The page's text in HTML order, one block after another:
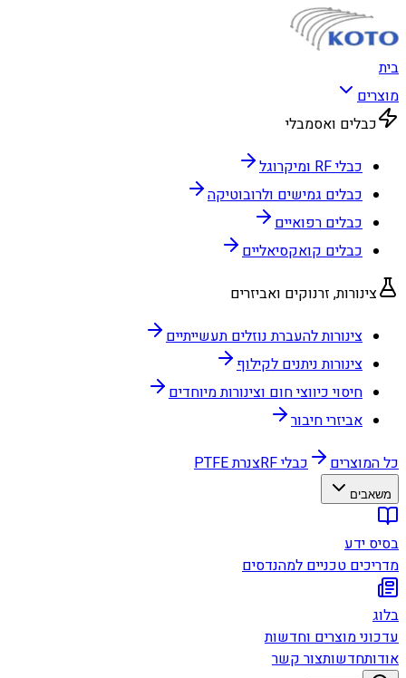
בית
מוצרים
כבלים ואסמבלי
כבלי RF ומיקרוגל
כבלים גמישים ולרובוטיקה
כבלים רפואיים
כבלים קואקסיאליים
צינורות, זרנוקים ואביזרים
צינורות להעברת נוזלים תעשייתיים
צינורות ניתנים לקילוף
חיסוי כיווצי חום וצינורות מיוחדים
אביזרי חיבור
כל המוצרים
כבלי RF צנרת PTFE
משאבים
בסיס ידע
מדריכים טכניים למהנדסים
בלוג
עדכוני מוצרים וחדשות
אודותחדשותצור קשר